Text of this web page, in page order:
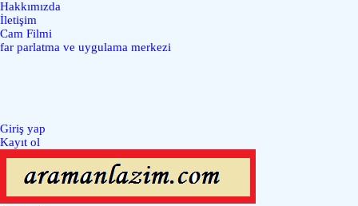
Hakkımızda
İletişim
Cam Filmi
far parlatma ve uygulama merkezi
Giriş yap
Kayıt ol